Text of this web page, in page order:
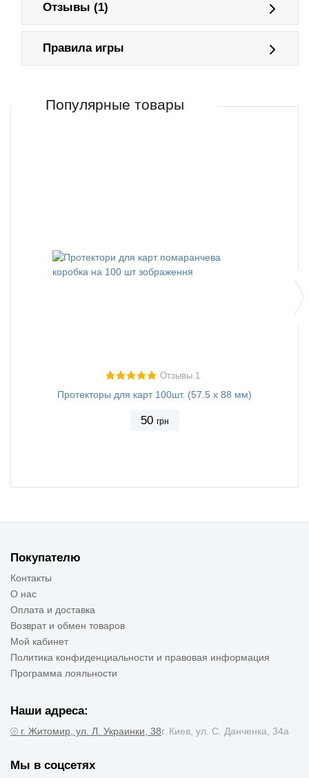
Отзывы (1)
Правила игры
Популярные товары
Отзывы 1
Протекторы для карт 100шт. (57.5 х 88 мм)
50 грн
Покупателю
Контакты
О нас
Оплата и доставка
Возврат и обмен товаров
Мой кабинет
Политика конфиденциальности и правовая информация
Программа лояльности
Наши адреса:
⦾ г. Житомир, ул. Л. Украинки, 38г. Киев, ул. С. Данченка, 34а
Мы в соцсетях